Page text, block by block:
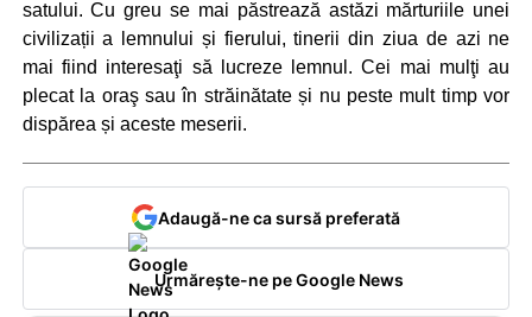
satului. Cu greu se mai păstrează astăzi mărturiile unei
civilizații a lemnului și fierului, tinerii din ziua de azi ne
mai fiind interesaţi să lucreze lemnul. Cei mai mulţi au
plecat la oraş sau în străinătate și nu peste mult timp vor
dispărea și aceste meserii.
Adaugă-ne ca sursă preferată
Urmărește-ne pe Google News